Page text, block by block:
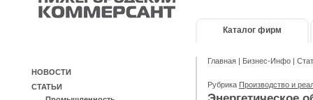
Каталог фирм
НОВОСТИ
СТАТЬИ
Главная | Бизнес-Инфо |
Рубрика Производство и